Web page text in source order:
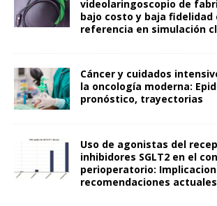
videolaringoscopio de
bajo costo y baja fidelidad
referencia en simulación
Cáncer y cuidados
la oncología moderna:
pronóstico, trayectorias
Uso de agonistas del
inhibidores SGLT2 en el
perioperatorio:
recomendaciones actuales